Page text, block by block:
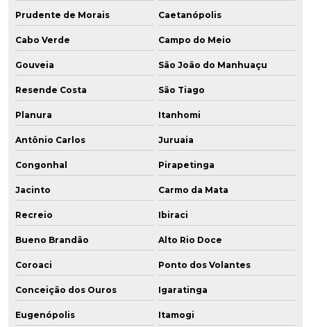
Prudente de Morais Caetanópolis
Cabo Verde Campo do Meio
Gouveia São João do Manhuaçu
Resende Costa São Tiago
Planura Itanhomi
Antônio Carlos Juruaia
Congonhal Pirapetinga
Jacinto Carmo da Mata
Recreio Ibiraci
Bueno Brandão Alto Rio Doce
Coroaci Ponto dos Volantes
Conceição dos Ouros Igaratinga
Eugenópolis Itamogi